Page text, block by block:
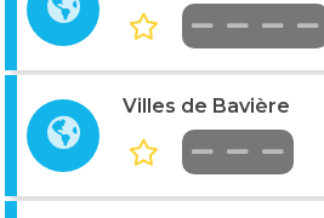
Villes de Bavière